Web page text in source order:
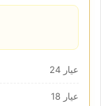
عيار 24
عيار 18